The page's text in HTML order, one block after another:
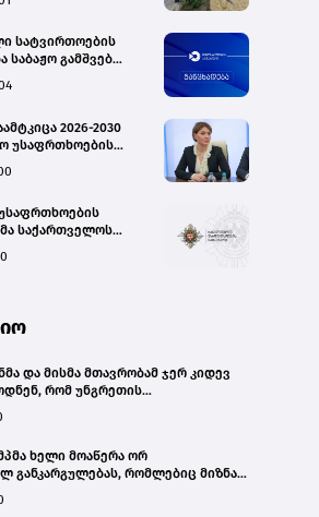
სატვირთოების
საბაჟო გამშვებ
შემოსავლების
2026-2030
უსაფრთხოების
– თამარ
საქართველოს
მუხლით
და მისმა მთავრობამ ჯერ კიდევ
რომ უნგრეთის
მადიარი
ხელი მოაწერა ორ
განკარგულებას, რომლებიც მიზნად